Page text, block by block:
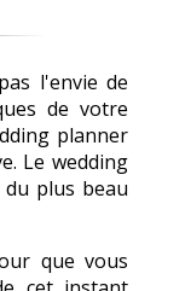
l'envie de
de votre
planner
Le wedding
plus beau
que vous